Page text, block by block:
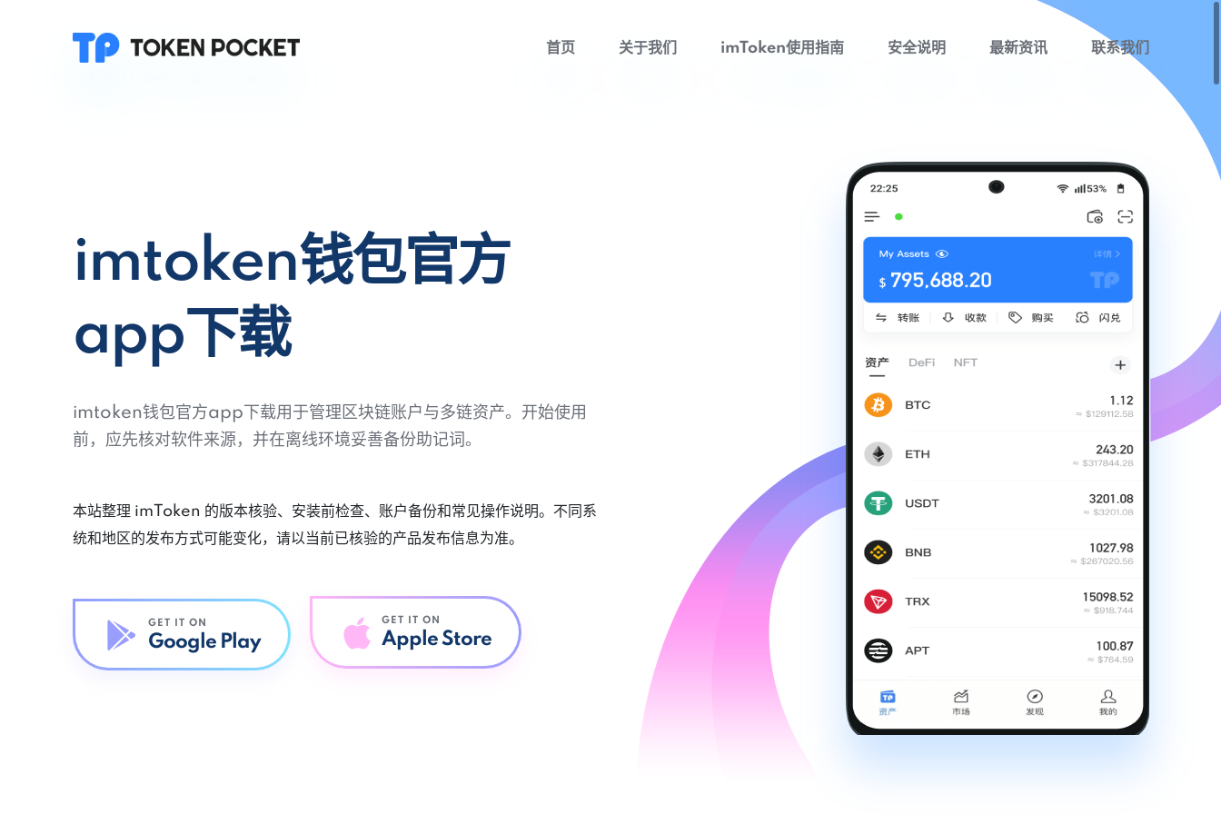
首页 关于我们 imToken使用指南 安全说明 最新资讯 联系我们
imtoken钱包官方
app下载
imtoken钱包官方app下载用于管理区块链账户与多链资产。开始使用
前，应先核对软件来源，并在离线环境妥善备份助记词。
本站整理 imToken 的版本核验、安装前检查、账户备份和常见操作说明。不同系
统和地区的发布方式可能变化，请以当前已核验的产品发布信息为准。
GET IT ON
Google Play
GET IT ON
Apple Store